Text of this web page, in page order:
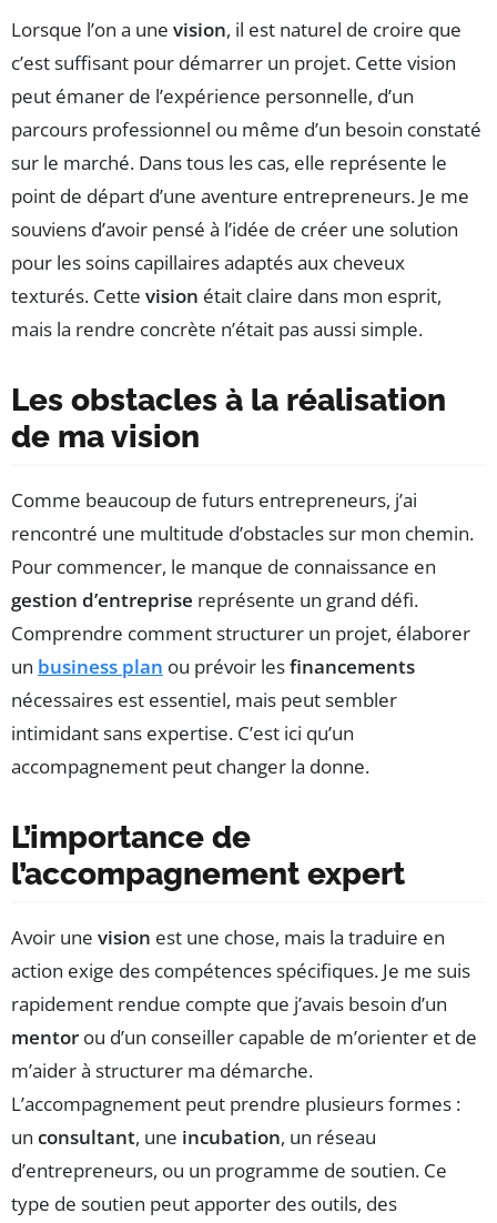
Lorsque l’on a une vision, il est naturel de croire que
c’est suffisant pour démarrer un projet. Cette vision
peut émaner de l’expérience personnelle, d’un
parcours professionnel ou même d’un besoin constaté
sur le marché. Dans tous les cas, elle représente le
point de départ d’une aventure entrepreneurs. Je me
souviens d’avoir pensé à l’idée de créer une solution
pour les soins capillaires adaptés aux cheveux
texturés. Cette vision était claire dans mon esprit,
mais la rendre concrète n’était pas aussi simple.
Les obstacles à la réalisation
de ma vision
Comme beaucoup de futurs entrepreneurs, j’ai
rencontré une multitude d’obstacles sur mon chemin.
Pour commencer, le manque de connaissance en
gestion d’entreprise représente un grand défi.
Comprendre comment structurer un projet, élaborer
un business plan ou prévoir lesfinancements
nécessaires est essentiel, mais peut sembler
intimidant sans expertise. C’est ici qu’un
accompagnement peut changer la donne.
L’importance de
l’accompagnement expert
Avoir une vision est une chose, mais la traduire en
action exige des compétences spécifiques. Je me suis
rapidement rendue compte que j’avais besoin d’un
mentor ou d’un conseiller capable de m’orienter et de
m’aider à structurer ma démarche.
L’accompagnement peut prendre plusieurs formes :
un consultant, une incubation, un réseau
d’entrepreneurs, ou un programme de soutien. Ce
type de soutien peut apporter des outils, des